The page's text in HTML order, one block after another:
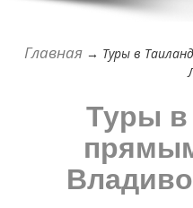
Главная → Туры в
Туры